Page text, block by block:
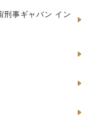
刑事ギャバン イン